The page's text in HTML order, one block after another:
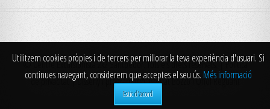
Utilitzem cookies pròpies i de tercers per millorar la teva experiència d'usuari. Si
continues navegant, considerem que acceptes el seu ús. Més informació
Estic d'acord
© Centre Excursionista 2x2 Santpedor. Tots els drets reservats. |Politica
de privacitat| Disseny i programació: Bernat Bozzo i Oriol Reguant